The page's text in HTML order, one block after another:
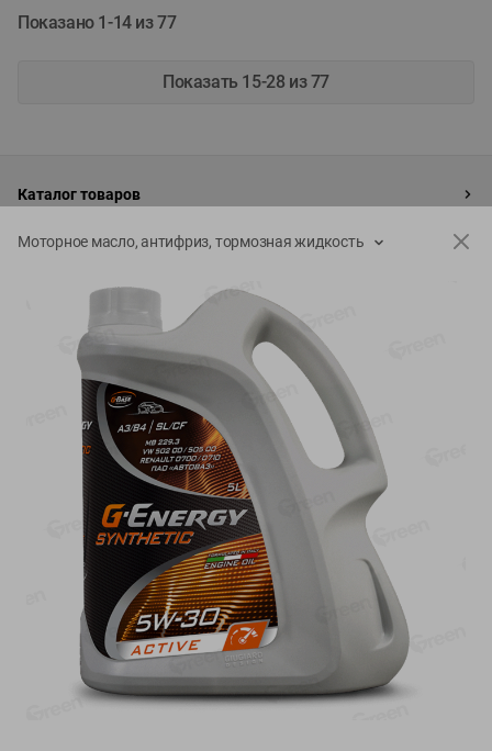
Показано 1-14 из 77
Показать 15-28 из 77
Каталог товаров
Специально для вас
Настройки файлов cookie
Мой Green
Приложение Green c
доставкой и бонусной картой
Store
Google
AppGallery
+375 44 560-60-61
Время работы Call-центра: Пн.- Пт. с 09.00 до 17.00, СБ, ВС -
shop@green-market.by
Моторное масло, антифриз, тормозная жидкость